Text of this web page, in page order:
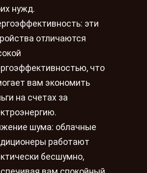
нужд.
эти
отличаются
что
вам экономить
на счетах за
шума: облачные
работают
бесшумно,